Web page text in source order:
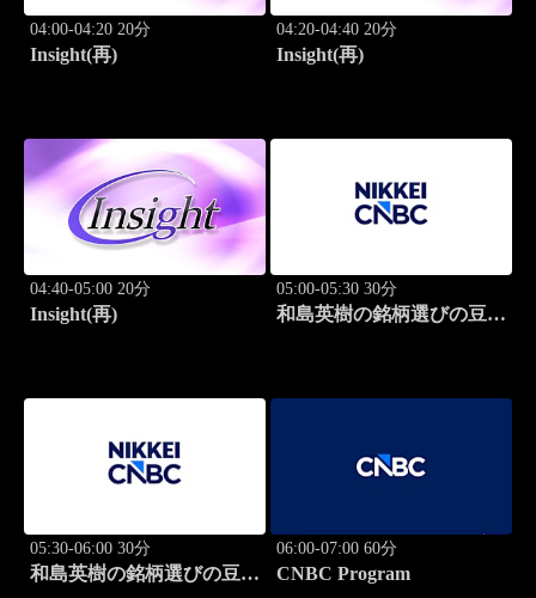
04:00-04:20 20分
Insight(再)
04:20-04:40 20分
Insight(再)
04:40-05:00 20分
Insight(再)
05:00-05:30 30分
和島英樹の銘柄選びの豆知
05:30-06:00 30分
和島英樹の銘柄選びの豆知
06:00-07:00 60分
CNBC Program